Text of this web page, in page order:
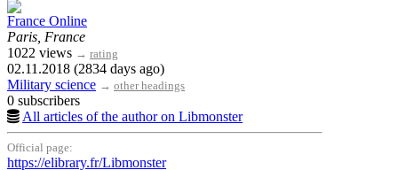
France Online
Paris, France
1022 views → rating
02.11.2018 (2834 days ago)
Military science → other headings
0 subscribers
All articles of the author on Libmonster
Official page:
https://elibrary.fr/Libmonster